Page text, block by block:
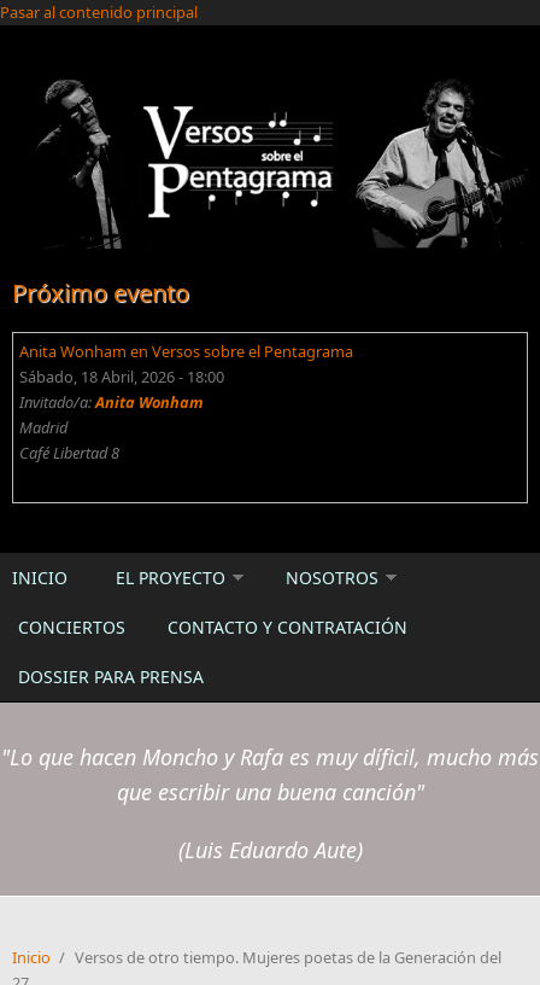
Pasar al contenido principal
Próximo evento
Anita Wonham en Versos sobre el Pentagrama
Sábado, 18 Abril, 2026 - 18:00
Invitado/a:Anita Wonham
Madrid
Café Libertad 8
INICIO EL PROYECTO NOSOTROS
CONCIERTOS CONTACTO Y CONTRATACIÓN
DOSSIER PARA PRENSA
"Lo que hacen Moncho y Rafa es muy díficil, mucho más
que escribir una buena canción"
(Luis Eduardo Aute)
Inicio / Versos de otro tiempo. Mujeres poetas de la Generación del